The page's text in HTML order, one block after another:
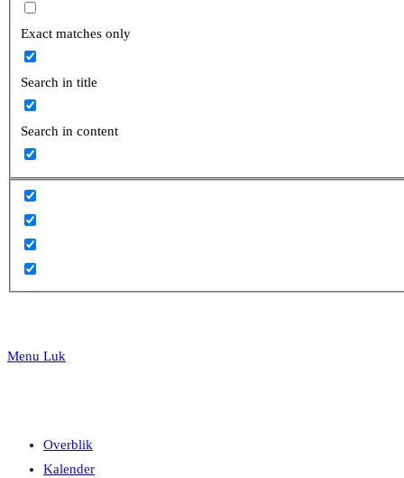
search
Exact matches only
Search in title
Search in content
Menu Luk
Overblik
Kalender